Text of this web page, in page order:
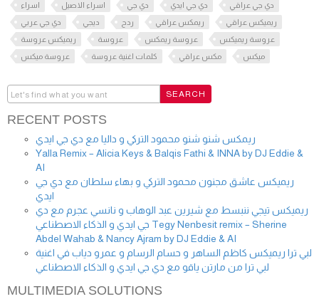
اسراء
اسراء الاصيل دي جي دي جي ايدي
دي جي عراقي
دي جي عربي
ديجي ردح ريمكس عراقي
ريميكس عراقي
ريميكس عروسة
عروسة عروسة ريمكس
عروسة ريميكس
عروسة ميكس
كلمات اغنية عروسة مكس عراقي ميكس
RECENT POSTS
ريمكس شنو شنو محمود التركي و داليا مع دي جي ايدي
Yalla Remix – Alicia Keys & Balqis Fathi & INNA by DJ Eddie &
AI
ريميكس عاشق مجنون محمود التركي و بهاء سلطان مع دي جي
ايدي
ريميكس تيجي ننبسط مع شيرين عبد الوهاب و نانسي عجرم مع دي
جي ايدي و الذكاء الاصطناعي Tegy Nenbesit remix – Sherine
Abdel Wahab & Nancy Ajram by DJ Eddie & AI
لبي ترا ريميكس كاظم الساهر و حسام الرسام و عمرو دياب في اغنية
لبي ترا من مارتن ياقو مع دي جي ايدي و الذكاء الاصطناعي
MULTIMEDIA SOLUTIONS